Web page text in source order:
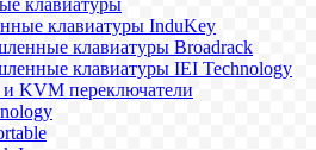
клавиатуры
клавиатуры InduKey
клавиатуры Broadrack
клавиатуры IEI Technology
KVM переключатели